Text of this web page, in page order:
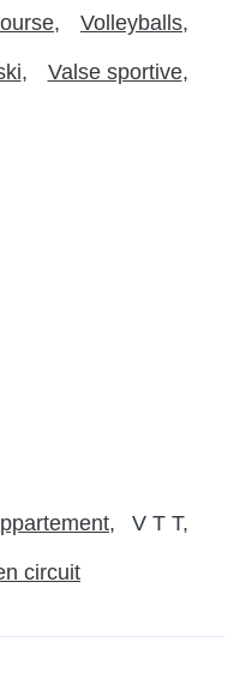
Volleyballs
Valse sportive
V T T
circuit